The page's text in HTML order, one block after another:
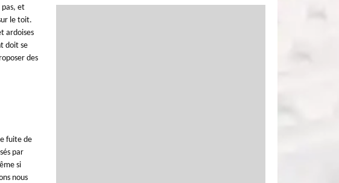
pas, et
le toit.
ardoises
doit se
des
fuite de
par
si
nous